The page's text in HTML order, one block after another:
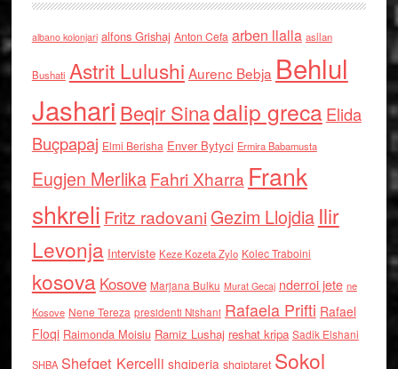
albano kolonjari alfons Grishaj Anton Cefa arben llalla asllan
Bushati Astrit Lulushi Aurenc Bebja Behlul
Jashari Beqir Sinadalip grecaElida
Buçpapaj Elmi Berisha Enver Bytyci Ermira Babamusta
Eugjen MerlikaFahri Xharra Frank
shkreli Fritz radovaniGezim Llojdia Ilir
Levonja Interviste Keze Kozeta Zylo Kolec Traboini
kosova Kosove Marjana Bulku Murat Gecaj nderroi jete ne
Kosove Nene Tereza presidenti Nishani Rafaela Prifti Rafael
Floqi Raimonda Moisiu Ramiz Lushaj reshat kripa Sadik Elshani
SHBA Shefqet Kercelli shqiperia shqiptaret Sokol